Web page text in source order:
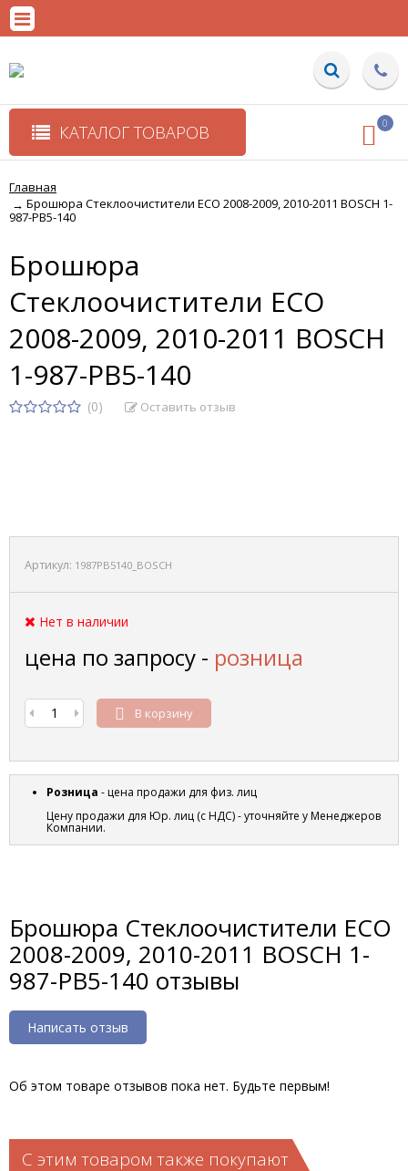
КАТАЛОГ ТОВАРОВ 0
Главная
→ Брошюра Стеклоочистители ECO 2008-2009, 2010-2011 BOSCH 1-
987-PB5-140
Брошюра
Стеклоочистители ECO
2008-2009, 2010-2011 BOSCH
1-987-PB5-140
(0) Оставить отзыв
Артикул: 1987PB5140_BOSCH
Нет в наличии
цена по запросу - розница
В корзину
Розница - цена продажи для физ. лиц
Цену продажи для Юр. лиц (с НДС) - уточняйте у Менеджеров
Компании.
Брошюра Стеклоочистители ECO
2008-2009, 2010-2011 BOSCH 1-
987-PB5-140 отзывы
Написать отзыв
Об этом товаре отзывов пока нет. Будьте первым!
С этим товаром также покупают